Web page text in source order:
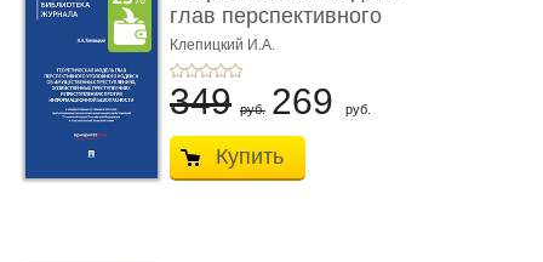
глав перспективного
УК о ...
Клепицкий И.А.
349 руб. 269 руб.
Купить